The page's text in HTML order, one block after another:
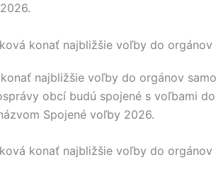
konať najbližšie voľby do
najbližšie voľby do orgánov
obcí budú spojené s voľbami
Spojené voľby 2026.
konať najbližšie voľby do